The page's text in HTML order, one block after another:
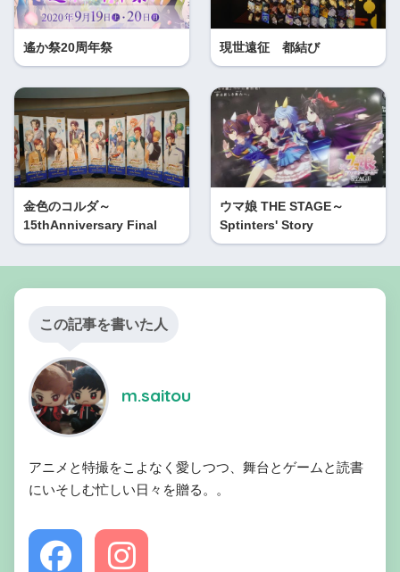
遙か祭20周年祭 現世遠征 都結び
金色のコルダ～
15thAnniversary Final
ウマ娘 THE STAGE～
Sptinters' Story
この記事を書いた人
m.saitou
アニメと特撮をこよなく愛しつつ、舞台とゲームと読書
にいそしむ忙しい日々を贈る。。